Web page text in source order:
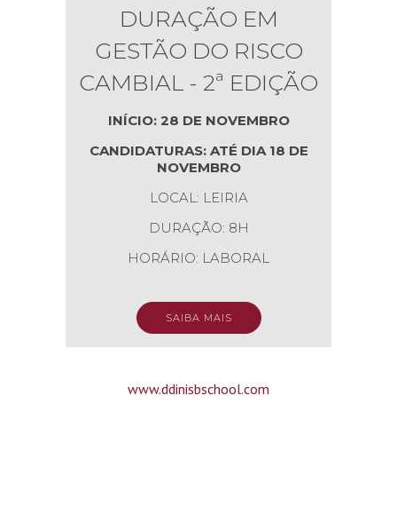
DURAÇÃO EM
GESTÃO DO RISCO
CAMBIAL - 2ª EDIÇÃO
INÍCIO: 28 DE NOVEMBRO
CANDIDATURAS: ATÉ DIA 18 DE
NOVEMBRO
LOCAL: LEIRIA
DURAÇÃO: 8H
HORÁRIO: LABORAL
SAIBA MAIS
www.ddinisbschool.com